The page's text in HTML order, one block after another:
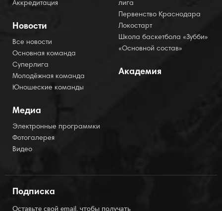
Аккредитация
Новости
Все новости
Основная команда
Суперлига
Молодёжная команда
Юношеские команды
Медиа
Электронные программки
Фотогалерея
Видео
лига
Первенство Краснодара
Локостарт
Школа баскетбола «Зубби»
«Основной состав»
Академия
Подписка
Оставьте свой email, чтобы получать